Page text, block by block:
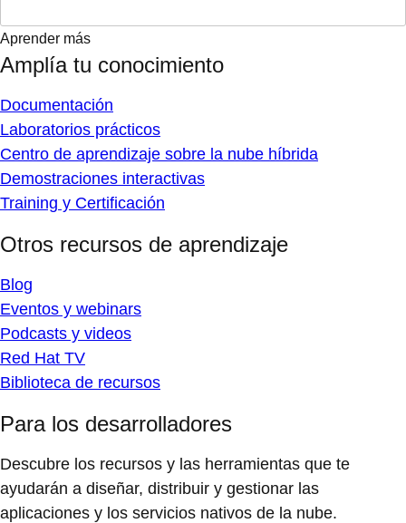
Aprender más
Amplía tu conocimiento
Documentación
Laboratorios prácticos
Centro de aprendizaje sobre la nube híbrida
Demostraciones interactivas
Training y Certificación
Otros recursos de aprendizaje
Blog
Eventos y webinars
Podcasts y videos
Red Hat TV
Biblioteca de recursos
Para los desarrolladores
Descubre los recursos y las herramientas que te
ayudarán a diseñar, distribuir y gestionar las
aplicaciones y los servicios nativos de la nube.